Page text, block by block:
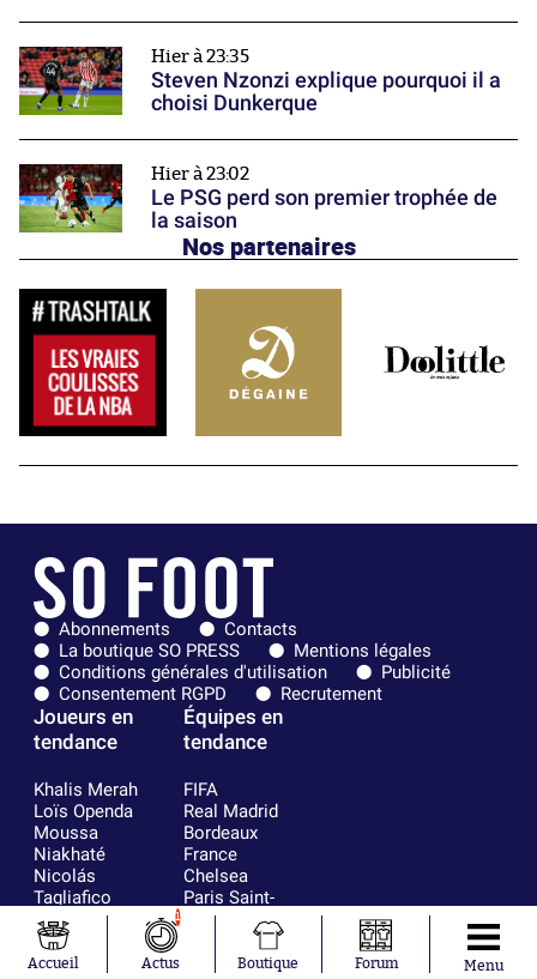
Hier à 23:35
Steven Nzonzi explique pourquoi il a
choisi Dunkerque
Hier à 23:02
Le PSG perd son premier trophée de
la saison
Nos partenaires
Abonnements
Contacts
La boutique SO PRESS
Mentions légales
Conditions générales d'utilisation
Publicité
Consentement RGPD
Recrutement
Joueurs en
tendance
Khalis Merah
Loïs Openda
Moussa
Niakhaté
Nicolás
Tagliafico
Pavel Šulc
Gauthier Hein
Lionel Messi
Équipes en
tendance
FIFA
Real Madrid
Bordeaux
France
Chelsea
Paris Saint-
Germain
Olympique
lyonnais
Accueil
1
Actus Boutique Forum Menu